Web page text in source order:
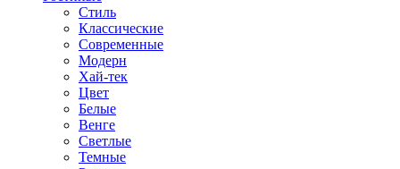
Стиль
Классические
Современные
Модерн
Хай-тек
Цвет
Белые
Венге
Светлые
Темные